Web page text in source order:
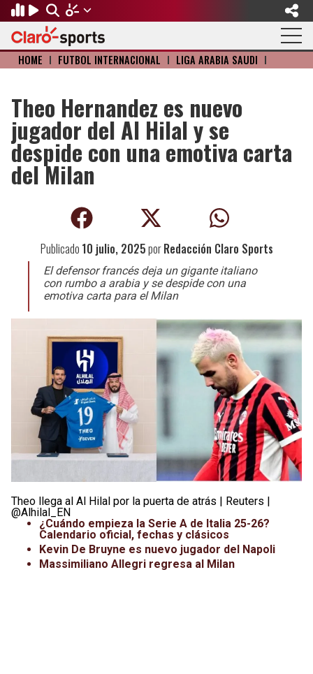
Regresar
FÚTBOL
Fútbol Internacional
Mundial de Clubes
Fútbol de Estufa
Fútbol Femenil
Leagues Cup
Liga de Expansión MX
Liga MX
Selección Mexicana
Regresar
MOTOR
Formula 1
NASCAR
Regresar
BÉISBOL
Mexicano
MLB
Regresar
OLÍMPICOS
Olympic Channel
Paris 2024
Juegos Paralímpicos
Regresar
OTROS DEPORTES
Básquetbol
Fútbol Americano
UFC
Juegos Panamericanos
Regresar
ACTUALIDAD
Música
Cine y TV
HOME I FÚTBOL INTERNACIONAL I LIGA ARABIA SAUDÍ I
Theo Hernandez es nuevo
jugador del Al Hilal y se
despide con una emotiva carta
del Milan
Publicado 10 julio, 2025porRedacción Claro Sports
El defensor francés deja un gigante italiano
con rumbo a arabia y se despide con una
emotiva carta para el Milan
Theo llega al Al Hilal por la puerta de atrás | Reuters |
@Alhilal_EN
¿Cuándo empieza la Serie A de Italia 25-26?
Calendario oficial, fechas y clásicos
Kevin De Bruyne es nuevo jugador del Napoli
Massimiliano Allegri regresa al Milan